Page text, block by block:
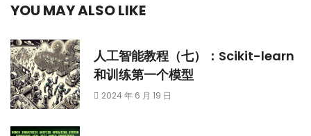
YOU MAY ALSO LIKE
人工智能教程（七）：Scikit-learn
和训练第一个模型
2024 年 6 月 19 日